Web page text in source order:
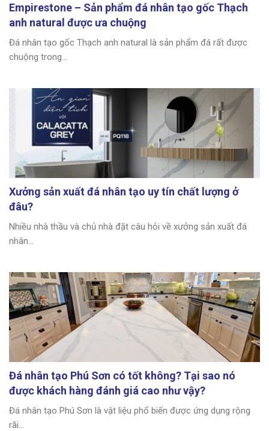
Empirestone – Sản phẩm đá nhân tạo gốc Thạch
anh natural được ưa chuộng
Đá nhân tạo gốc Thạch anh natural là sản phẩm đá rất được
chuộng trong...
Xưởng sản xuất đá nhân tạo uy tín chất lượng ở
đâu?
Nhiều nhà thầu và chủ nhà đặt câu hỏi về xưởng sản xuất đá
nhân...
Đá nhân tạo Phú Sơn có tốt không? Tại sao nó
được khách hàng đánh giá cao như vậy?
Đá nhân tạo Phú Sơn là vật liệu phổ biến được ứng dụng rộng
rãi...